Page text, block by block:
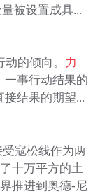
被设置成具...
的倾向。 力
一事行动结果的
结果的期望...
受寇松线作为两
十万平方的土
推进到奥德-尼